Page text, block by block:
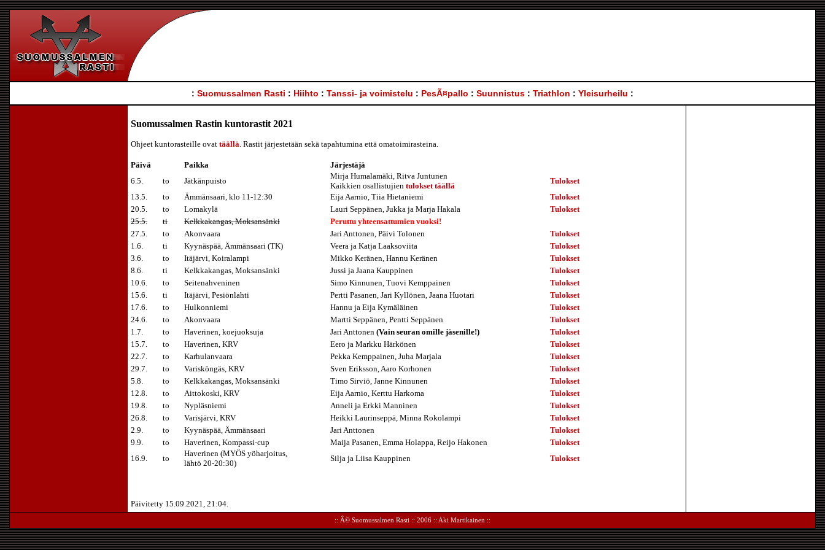
: Suomussalmen Rasti : Hiihto : Tanssi- ja voimistelu : PesÃ¤pallo : Suunnistus : Triathlon : Yleisurheilu :
Suomussalmen Rastin kuntorastit 2021
Ohjeet kuntorasteille ovat täällä. Rastit järjestetään sekä tapahtumina että omatoimirasteina.
Päivä Paikka
Järjestäjä
6.5.
to Jätkänpuisto
Mirja Humalamäki, Ritva Juntunen
Kaikkien osallistujien tulokset täällä
Tulokset
13.5.
to Ämmänsaari, klo 11-12:30 Eija Aarnio, Tiia Hietaniemi
Tulokset
20.5.
to Lomakylä Lauri Seppänen, Jukka ja Marja Hakala
Tulokset
25.5.
ti Kelkkakangas, Moksansänki
Peruttu yhteensattumien vuoksi!
27.5.
to Akonvaara Jari Anttonen, Päivi Tolonen
Tulokset
1.6.
ti Kyynäspää, Ämmänsaari (TK) Veera ja Katja Laaksoviita
Tulokset
3.6.
to Itäjärvi, Koiralampi Mikko Keränen, Hannu Keränen
Tulokset
8.6.
ti Kelkkakangas, Moksansänki Jussi ja Jaana Kauppinen
Tulokset
10.6.
to Seitenahveninen Simo Kinnunen, Tuovi Kemppainen
Tulokset
15.6.
ti Itäjärvi, Pesiönlahti Pertti Pasanen, Jari Kyllönen, Jaana Huotari
Tulokset
17.6.
to Hulkonniemi Hannu ja Eija Kymäläinen
Tulokset
24.6.
to Akonvaara Martti Seppänen, Pentti Seppänen
Tulokset
1.7.
to Haverinen, koejuoksuja Jari Anttonen (Vain seuran omille jäsenille!)
Tulokset
15.7.
to Haverinen, KRV Eero ja Markku Härkönen
Tulokset
22.7.
to Karhulanvaara Pekka Kemppainen, Juha Marjala
Tulokset
29.7.
to Varisköngäs, KRV Sven Eriksson, Aaro Korhonen
Tulokset
5.8.
to Kelkkakangas, Moksansänki Timo Sirviö, Janne Kinnunen
Tulokset
12.8.
to Aittokoski, KRV Eija Aarnio, Kerttu Harkoma
Tulokset
19.8.
to Nypläsniemi Anneli ja Erkki Manninen
Tulokset
26.8.
to Varisjärvi, KRV Heikki Laurinseppä, Minna Rokolampi
Tulokset
2.9.
to Kyynäspää, Ämmänsaari Jari Anttonen
Tulokset
9.9.
to Haverinen, Kompassi-cup Maija Pasanen, Emma Holappa, Reijo Hakonen
Tulokset
16.9.
to
Haverinen (MYÖS yöharjoitus,
lähtö 20-20:30)
Silja ja Liisa Kauppinen Tulokset
Päivitetty 15.09.2021, 21:04.
:: Â© Suomussalmen Rasti :: 2006 :: Aki Martikainen ::